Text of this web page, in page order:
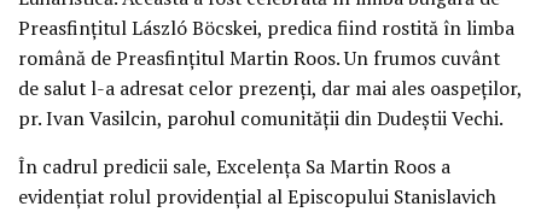
Preasfinţitul László Böcskei, predica fiind rostită în limba
română de Preasfinţitul Martin Roos. Un frumos cuvânt
de salut l-a adresat celor prezenţi, dar mai ales oaspeţilor,
pr. Ivan Vasilcin, parohul comunităţii din Dudeştii Vechi.
În cadrul predicii sale, Excelenţa Sa Martin Roos a
evidenţiat rolul providenţial al Episcopului Stanislavich